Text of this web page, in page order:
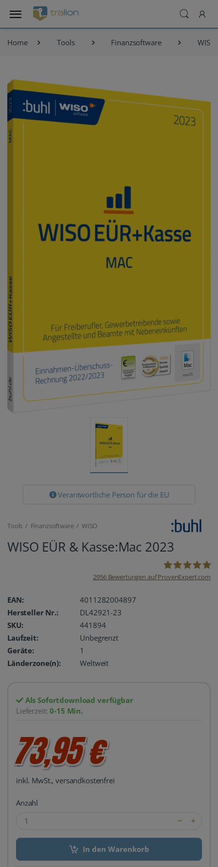
Home Tools Finanzsoftware WISO
Verantwortliche Person für die EU
Tools / Finanzsoftware / WISO
WISO EÜR & Kasse:Mac 2023
2956Bewertungen auf ProvenExpert.com
EAN:
4011282004897
Hersteller Nr.:
DL42921-23
SKU:
441894
Laufzeit:
Unbegrenzt
Geräte:
1
Länderzone(n):
Weltweit
Als Sofortdownload verfügbar
Lieferzeit:0-15 Min.
73,95 €
inkl. MwSt., versandkostenfrei
Anzahl
In den Warenkorb